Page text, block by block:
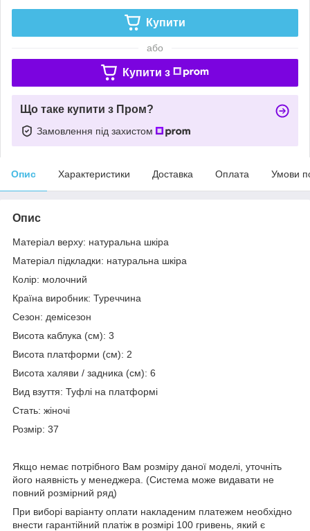
Купити
або
Купити з
Що таке купити з Пром?
Замовлення під захистом
Опис Характеристики Доставка Оплата Умови
Опис
Матеріал верху: натуральна шкіра
Матеріал підкладки: натуральна шкіра
Колір: молочний
Країна виробник: Туреччина
Сезон: демісезон
Висота каблука (см): 3
Висота платформи (см): 2
Висота халяви / задника (см): 6
Вид взуття: Туфлі на платформі
Стать: жіночі
Розмір: 37
Якщо немає потрібного Вам розміру даної моделі, уточніть
його наявність у менеджера. (Система може видавати не
повний розмірний ряд)
При виборі варіанту оплати накладеним платежем необхідно
внести гарантійний платіж в розмірі 100 гривень, який є